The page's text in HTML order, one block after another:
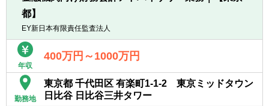
■設立11年でクライアントは延べ1,000社超、
■上場企業支援数180社超、M&A支援数700件
超、ファンド支援数80ファンド超、カバレッ
ジ数61/68業種の実績を有しており、豊富な
経験と実績に裏打ちされたサービスを提供し
ています。
フォーメーションプロジェクト参画（管理会
計制度の見直しや新連結管理システムの更
【配属組織について（概要・ミッション）】
売上規模が約10兆円ある日立グループの経
理・財務コーポレート部門として、経営のか
都】
EY新日本有限責任監査法人
年収
400万円～1000万円
勤務地
東京都 千代田区 有楽町1-1-2 東京ミッドタウン
日比谷 日比谷三井タワー